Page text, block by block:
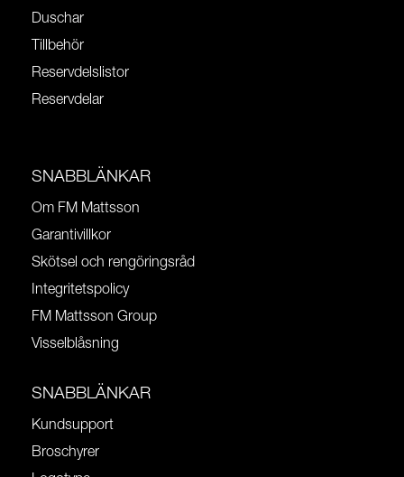
Duschar
Tillbehör
Reservdelslistor
Reservdelar
SNABBLÄNKAR
Om FM Mattsson
Garantivillkor
Skötsel och rengöringsråd
Integritetspolicy
FM Mattsson Group
Visselblåsning
SNABBLÄNKAR
Kundsupport
Broschyrer